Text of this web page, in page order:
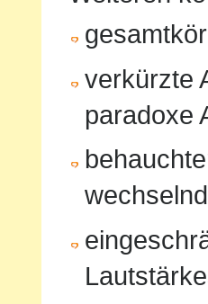
verkürzte
paradoxe